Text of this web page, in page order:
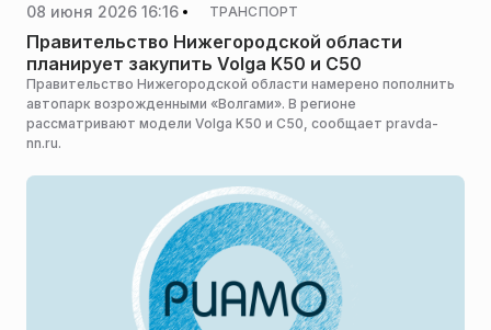
08 июня 2026 16:16 ТРАНСПОРТ
Правительство Нижегородской области
планирует закупить Volga K50 и C50
Правительство Нижегородской области намерено пополнить
автопарк возрожденными «Волгами». В регионе
рассматривают модели Volga K50 и C50, сообщает pravda-
nn.ru.